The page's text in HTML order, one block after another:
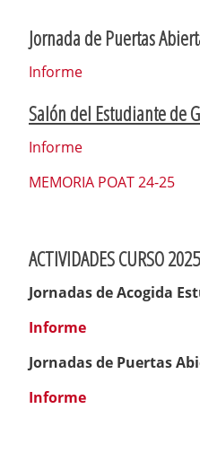
Jornada de Puertas
Informe
Salón del Estudiante de
Informe
MEMORIA POAT 24-25
ACTIVIDADES CURSO
Jornadas de Acogida
Informe
Jornadas de Puertas
Informe